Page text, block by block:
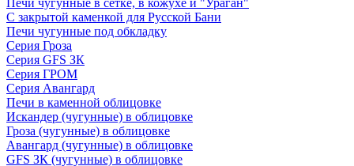
Печи чугунные в сетке, в кожухе и "Ураган"
С закрытой каменкой для Русской Бани
Печи чугунные под обкладку
Серия Гроза
Серия GFS ЗК
Серия ГРОМ
Серия Авангард
Печи в каменной облицовке
Искандер (чугунные) в облицовке
Гроза (чугунные) в облицовке
Авангард (чугунные) в облицовке
GFS ЗК (чугунные) в облицовке